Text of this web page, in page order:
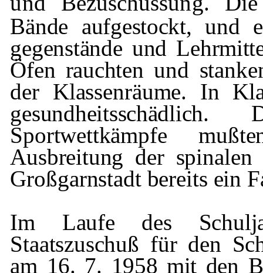
Bände aufgestockt, und
gegenstände und
Öfen rauch­ten und
der Klassenräume. In
Sportwettkämpfe
Ausbreitung der
Großgarnstadt bereits ein
Im Laufe des
Staatszuschuß für den
am 16. 7. 1958 mit den